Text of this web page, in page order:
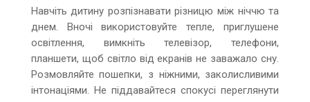
Навчіть дитину розпізнавати різницю між ніччю та
днем. Вночі використовуйте тепле, приглушене
освітлення, вимкніть телевізор, телефони,
планшети, щоб світло від екранів не заважало сну.
Розмовляйте пошепки, з ніжними, заколисливими
інтонаціями. Не піддавайтеся спокусі переглянути